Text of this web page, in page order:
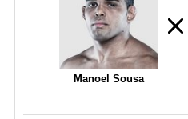
Manoel Sousa